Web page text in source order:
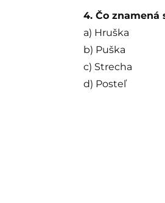
4. Čo znamená
a) Hruška
b) Puška
c) Strecha
d) Posteľ